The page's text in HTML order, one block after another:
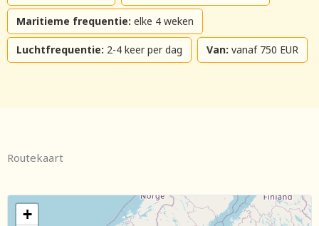
Maritieme frequentie: elke 4 weken
Luchtfrequentie: 2-4 keer per dag Van: vanaf 750 EUR
Routekaart
+